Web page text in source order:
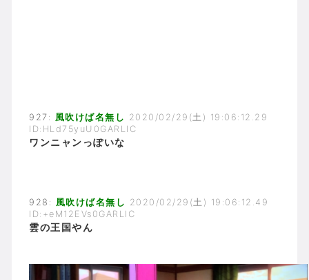
927: 風吹けば名無し 2020/02/29(土) 19:06:12.29
ID:HLd75yuU0GARLIC
ワンニャンっぽいな
928: 風吹けば名無し 2020/02/29(土) 19:06:12.49
ID:+eM12EVs0GARLIC
雲の王国やん